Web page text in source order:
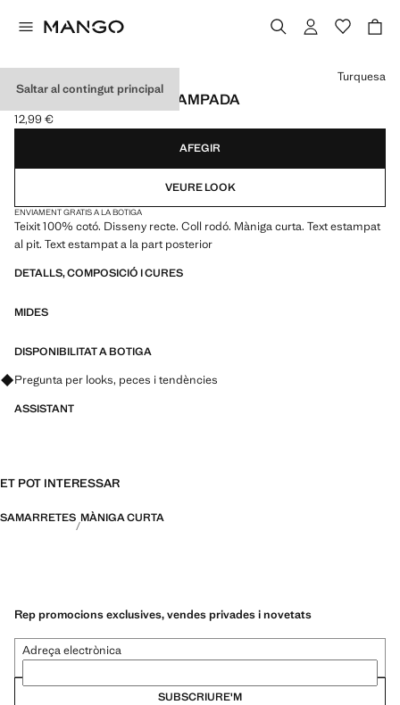
Saltar al contingut principal
SAMARRETA COTÓ ESTAMPADA
Preu actual [12,99 € ]
12,99 €
Selecciona un color
Turquesa
AFEGIR
VEURE LOOK
ENVIAMENT GRATIS A LA BOTIGA
Teixit 100% cotó. Disseny recte. Coll rodó. Màniga curta. Text estampat
al pit. Text estampat a la part posterior
DETALLS, COMPOSICIÓ I CURES
MIDES
DISPONIBILITAT A BOTIGA
Pregunta per looks, peces i tendències
ASSISTANT
ET POT INTERESSAR
SAMARRETES MÀNIGA CURTA
Rep promocions exclusives, vendes privades i novetats
Adreça electrònica
SUBSCRIURE'M